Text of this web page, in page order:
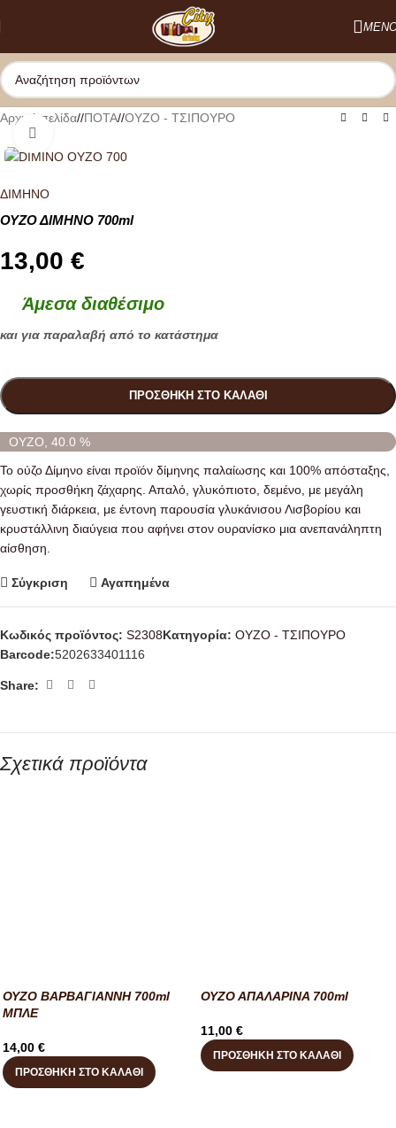
Αρχική σελίδα/ ΠΟΤΑ/ OYZO - ΤΣΙΠΟΥΡΟ
ΔΙΜΗΝΟ
ΟΥΖΟ ΔΙΜΗΝΟ 700ml
13,00 €
Άμεσα διαθέσιμο
και για παραλαβή από το κατάστημα
ΠΡΟΣΘΉΚΗ ΣΤΟ ΚΑΛΆΘΙ
ΟΥΖΟ, 40.0 %
Το ούζο Δίμηνο είναι προϊόν δίμηνης παλαίωσης και 100% απόσταξης,
χωρίς προσθήκη ζάχαρης. Απαλό, γλυκόπιοτο, δεμένο, με μεγάλη
γευστική διάρκεια, με έντονη παρουσία γλυκάνισου Λισβορίου και
κρυστάλλινη διαύγεια που αφήνει στον ουρανίσκο μια ανεπανάληπτη
αίσθηση.
Σύγκριση Αγαπημένα
Κωδικός προϊόντος: S2308Κατηγορία: OYZO - ΤΣΙΠΟΥΡΟ
Barcode:5202633401116
Share:
Σχετικά προϊόντα
ΟΥΖΟ ΒΑΡΒΑΓΙΑΝΝΗ 700ml
ΜΠΛΕ
14,00 €
ΠΡΟΣΘΉΚΗ ΣΤΟ ΚΑΛΆΘΙ
ΟΥΖΟ ΑΠΑΛΑΡΙΝΑ 700ml
11,00 €
ΠΡΟΣΘΉΚΗ ΣΤΟ ΚΑΛΆΘΙ